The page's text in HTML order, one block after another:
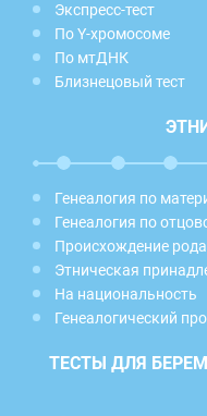
Экспресс-тест
По Y-хромосоме
По мтДНК
Близнецовый тест
Генеалогия по
Генеалогия по
Происхождение рода
Этническая
На национальность
Генеалогический
ТЕСТЫ ДЛЯ